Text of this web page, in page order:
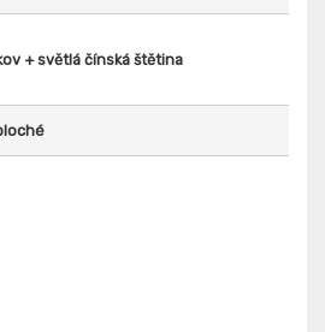
+ světlá čínská štětina